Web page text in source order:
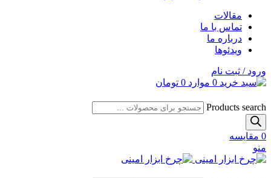
مقالات
تماس با ما
درباره ما
ویدئوها
ورود / ثبت نام
0 موارد 0 تومان
Products search
0 مقایسه
منو